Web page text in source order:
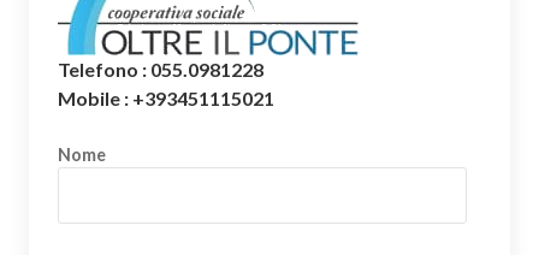
Telefono : 055.0981228
Mobile : +393451115021
Nome